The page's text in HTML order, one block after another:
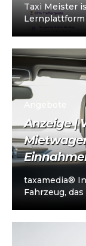
Taxi Meister
Anzeige |
taxamedia®
Fahrzeug,